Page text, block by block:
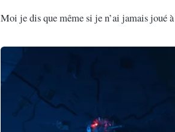
Moi je dis que même si je n’ai jamais joué